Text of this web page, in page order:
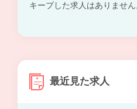
キープした求人はありません
最近見た求人